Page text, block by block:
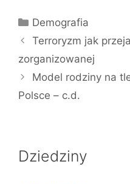
Kategorie
Demografia
Terroryzm jak
zorganizowanej
Model rodziny na
Polsce – c.d.
Dziedziny